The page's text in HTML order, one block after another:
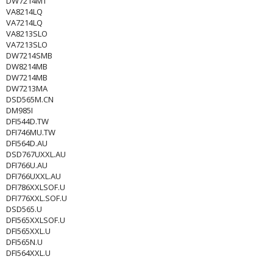
VA8214LQ
VA7214LQ
VA8213SLO
VA7213SLO
DW7214SMB
DW8214MB
DW7214MB
DW7213MA
DSD565M.CN
DM985I
DFI544D.TW
DFI746MU.TW
DFI564D.AU
DSD767UXXL.AU
DFI766U.AU
DFI766UXXL.AU
DFI786XXLSOF.U
DFI776XXL.SOF.U
DSD565.U
DFI565XXLSOF.U
DFI565XXL.U
DFI565N.U
DFI564XXL.U